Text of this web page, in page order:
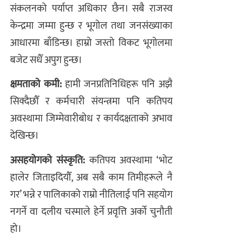
संकलनको पर्याप्त अधिकार छैन। सबै राजस्व
केन्द्रमा जम्मा हुन्छ र भूगोल तथा जनसंख्याका
आधारमा बाँडिन्छ। हाम्रो जस्तो विकट भूगोलमा
बजेट सधैँ अपुग हुन्छ।
क्षमताको कमी:हामी जनप्रतिनिधिहरू पनि अझै
सिक्दैछौँ र कर्मचारी संयन्त्रमा पनि कतिपय
अवस्थामा जिम्मेवारीबोध र कार्यदक्षताको अभाव
देखिन्छ।
असहयोगको संस्कृति:कतिपय अवस्थामा ‘भोट
हालेर जिताइदियौँ, अब सबै काम तिमीहरूले नै
गर’ भन्ने र पालिकाको राम्रो नीतिलाई पनि सहयोग
नगर्ने वा दलीय चस्माले हेर्ने प्रवृत्ति अर्को चुनौती
हो।